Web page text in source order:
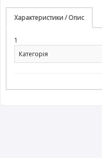
Характеристики / Опис
1
Категорія